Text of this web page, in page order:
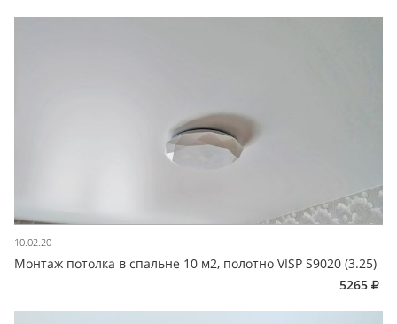
10.02.20
Монтаж потолка в спальне 10 м2, полотно VISP S9020 (3.25)
5265